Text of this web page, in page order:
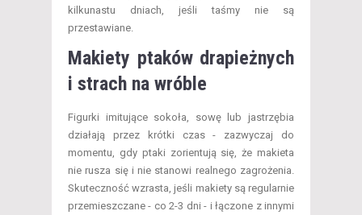
kilkunastu dniach, jeśli taśmy nie są
przestawiane.
Makiety ptaków drapieżnych
i strach na wróble
Figurki imitujące sokoła, sowę lub jastrzębia
działają przez krótki czas - zazwyczaj do
momentu, gdy ptaki zorientują się, że makieta
nie rusza się i nie stanowi realnego zagrożenia.
Skuteczność wzrasta, jeśli makiety są regularnie
przemieszczane - co 2-3 dni - i łączone z innymi